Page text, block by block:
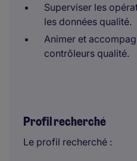
Superviser les
les données qualité.
Animer et
contrôleurs qualité.
Profil recherché
Le profil recherché :